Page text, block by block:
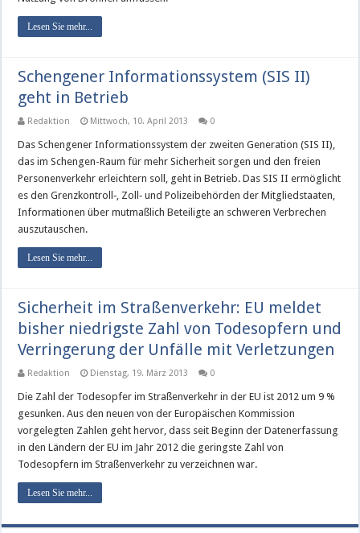
Lesen Sie mehr...
Schengener Informationssystem (SIS II)
geht in Betrieb
Redaktion Mittwoch, 10. April 2013 0
Das Schengener Informationssystem der zweiten Generation (SIS II),
das im Schengen-Raum für mehr Sicherheit sorgen und den freien
Personenverkehr erleichtern soll, geht in Betrieb. Das SIS II ermöglicht
es den Grenzkontroll‑, Zoll‑ und Polizeibehörden der Mitgliedstaaten,
Informationen über mutmaßlich Beteiligte an schweren Verbrechen
auszutauschen.
Lesen Sie mehr...
Sicherheit im Straßenverkehr: EU meldet
bisher niedrigste Zahl von Todesopfern und
Verringerung der Unfälle mit Verletzungen
Redaktion Dienstag, 19. März 2013 0
Die Zahl der Todesopfer im Straßenverkehr in der EU ist 2012 um 9 %
gesunken. Aus den neuen von der Europäischen Kommission
vorgelegten Zahlen geht hervor, dass seit Beginn der Datenerfassung
in den Ländern der EU im Jahr 2012 die geringste Zahl von
Todesopfern im Straßenverkehr zu verzeichnen war.
Lesen Sie mehr...